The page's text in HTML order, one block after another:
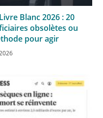
Blanc 2026 : 20
obsolètes ou
pour agir